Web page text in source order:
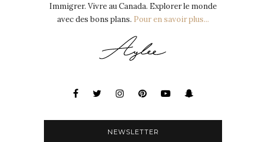
Immigrer. Vivre au Canada. Explorer le monde
avec des bons plans. Pour en savoir plus...
NEWSLETTER